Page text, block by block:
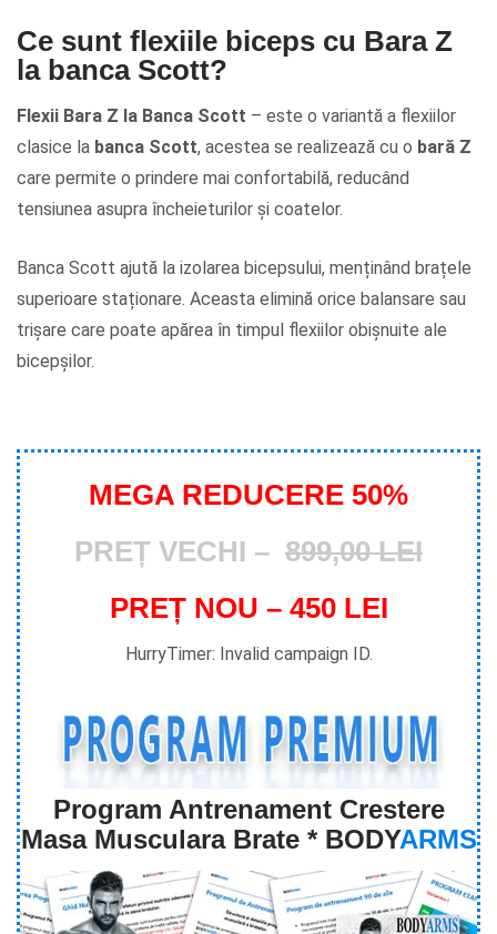
Ce sunt flexiile biceps cu Bara Z
la banca Scott?
Flexii Bara Z la Banca Scott – este o variantă a flexiilor
clasice la banca Scott, acestea se realizează cu o bară Z
care permite o prindere mai confortabilă, reducând
tensiunea asupra încheieturilor și coatelor.
Banca Scott ajută la izolarea bicepsului, menținând brațele
superioare staționare. Aceasta elimină orice balansare sau
trișare care poate apărea în timpul flexiilor obișnuite ale
bicepșilor.
MEGA REDUCERE 50%
PREȚ VECHI – 899,00 LEI
PREȚ NOU – 450 LEI
HurryTimer: Invalid campaign ID.
Program Antrenament Crestere
Masa Musculara Brate * BODYARMS